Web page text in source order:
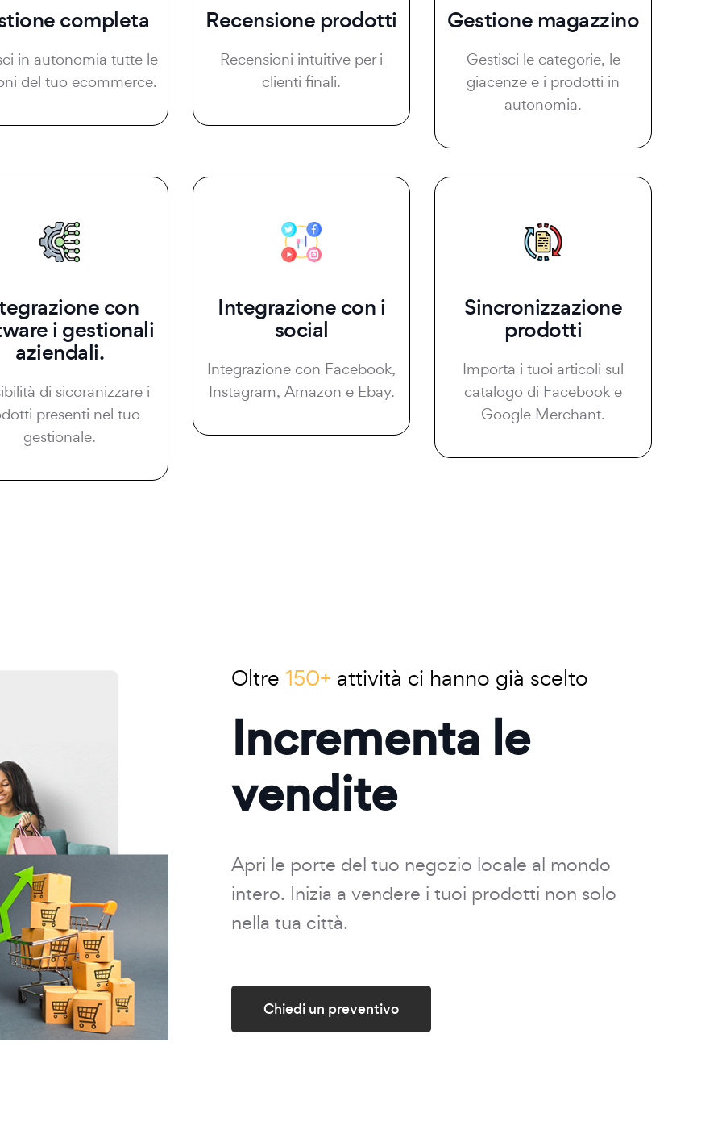
completa
in autonomia tutte le
del tuo ecommerce.
Recensione prodotti
Recensioni intuitive per i
clienti finali.
Gestione magazzino
Gestisci le categorie, le
giacenze e i prodotti in
autonomia.
con
i gestionali
aziendali.
di sicoranizzare i
presenti nel tuo
gestionale.
Integrazione con i
social
Integrazione con Facebook,
Instagram, Amazon e Ebay.
Sincronizzazione
prodotti
Importa i tuoi articoli sul
catalogo di Facebook e
Google Merchant.
Oltre 150+ attività ci hanno già scelto
Incrementa le
vendite
Apri le porte del tuo negozio locale al mondo
intero. Inizia a vendere i tuoi prodotti non solo
nella tua città.
Chiedi un preventivo